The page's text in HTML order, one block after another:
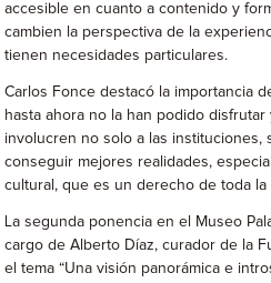
accesible en cuanto a contenido y
cambien la perspectiva de la
tienen necesidades particulares.
Carlos Fonce destacó la importancia
hasta ahora no la han podido
involucren no solo a las instituciones,
conseguir mejores realidades,
cultural, que es un derecho de toda la
La segunda ponencia en el Museo
cargo de Alberto Díaz, curador de la
el tema “Una visión panorámica e